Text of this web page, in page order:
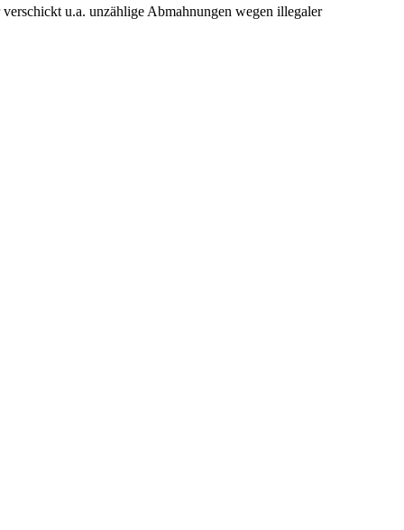
u.a. unzählige Abmahnungen wegen illegaler